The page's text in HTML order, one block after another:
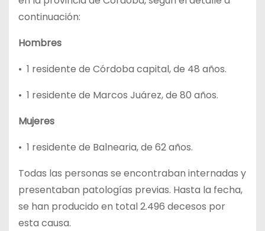
continuación:
Hombres
• 1 residente de Córdoba capital, de 48 años.
• 1 residente de Marcos Juárez, de 80 años.
Mujeres
• 1 residente de Balnearia, de 62 años.
Todas las personas se encontraban internadas y
presentaban patologías previas. Hasta la fecha,
se han producido en total 2.496 decesos por
esta causa.